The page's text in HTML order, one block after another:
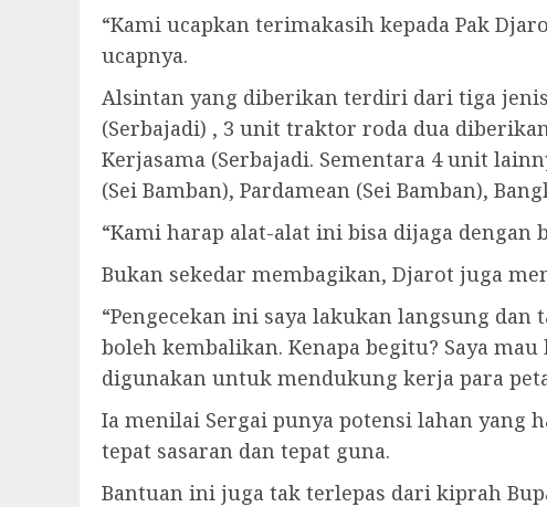
“Kami ucapkan terimakasih kepada Pak
ucapnya.
Alsintan yang diberikan terdiri dari tiga
(Serbajadi) , 3 unit traktor roda dua
Kerjasama (Serbajadi. Sementara 4 unit
(Sei Bamban), Pardamean (Sei Bamban),
“Kami harap alat-alat ini bisa dijaga dengan
Bukan sekedar membagikan, Djarot juga
“Pengecekan ini saya lakukan langsung
boleh kembalikan. Kenapa begitu? Saya
digunakan untuk mendukung kerja para
Ia menilai Sergai punya potensi lahan yang
tepat sasaran dan tepat guna.
Bantuan ini juga tak terlepas dari kiprah